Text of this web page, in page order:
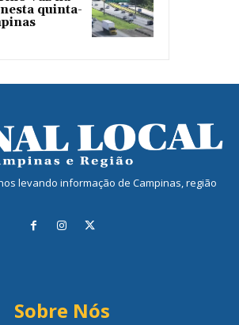
quinta-
levando informação de Campinas, região
Sobre Nós